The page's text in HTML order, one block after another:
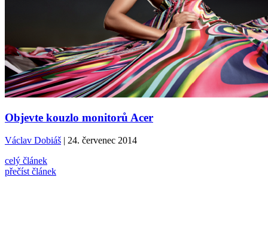
Objevte kouzlo monitorů Acer
Václav Dobiáš | 24. červenec 2014
celý článek
přečíst článek